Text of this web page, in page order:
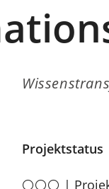
Projektstatus
⚪⚪⚪ |